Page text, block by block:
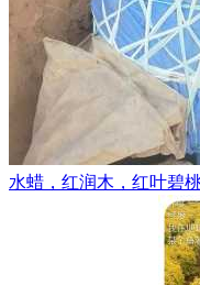
水蜡，红润木，红叶碧